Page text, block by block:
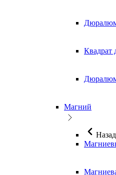
Квадрат
Магний
Назад